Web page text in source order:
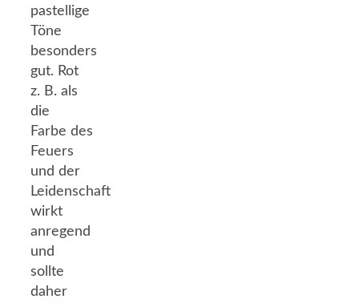
pastellige
Töne
besonders
gut. Rot
z. B. als
die
Farbe des
Feuers
und der
Leidenschaft
wirkt
anregend
und
sollte
daher